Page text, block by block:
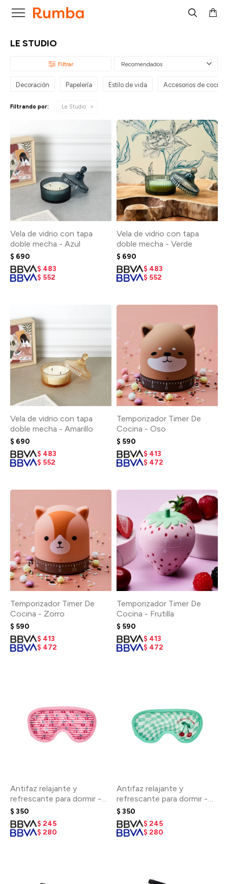

LE STUDIO
Recomendados
Decoración Papelería Estilo de vida Accesorios de cocina
Filtrando por: Le Studio
Vela de vidrio con tapa
doble mecha - Azul
$ 690
$ 483
$ 552
Vela de vidrio con tapa
doble mecha - Verde
$ 690
$ 483
$ 552
Vela de vidrio con tapa
doble mecha - Amarillo
$ 690
$ 483
$ 552
Temporizador Timer De
Cocina - Oso
$ 590
$ 413
$ 472
Temporizador Timer De
Cocina - Zorro
$ 590
$ 413
$ 472
Temporizador Timer De
Cocina - Frutilla
$ 590
$ 413
$ 472
Antifaz relajante y
refrescante para dormir -
Rosa
$ 350
$ 245
$ 280
Antifaz relajante y
refrescante para dormir -
Verde
$ 350
$ 245
$ 280